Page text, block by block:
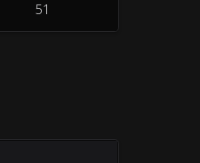
51